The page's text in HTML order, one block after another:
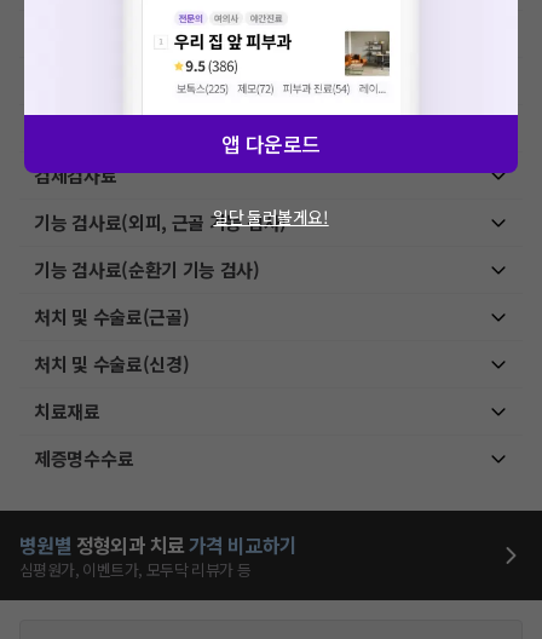
초음파 검사료(진단초음파)
내시경, 천자 및 생검료
검체검사료
기능 검사료(외피, 근골 기능 검사)
기능 검사료(순환기 기능 검사)
처치 및 수술료(근골)
처치 및 수술료(신경)
치료재료
제증명수수료
병원별 정형외과 치료가격 비교하기
심평원가, 이벤트가, 모두닥 리뷰가 등
앱 다운로드
일단 둘러볼게요!